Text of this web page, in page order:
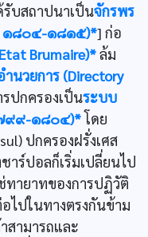
รับสถาปนาเป็นจักรพร
. ๑๘๐๔-๑๘๑๕)*] ก่อ
Brumaire)*ล้ม
นวยการ (Directory
ปกครองเป็นระบบ
๗๙๙-๑๘๐๔)*โดย
ปกครองฝรั่งเศส
าร์ปอลก็เริ่มเปลี่ยนไป
ทายาทของการปฏิวัติ
ไปในทางตรงกันข้าม
สามารถและ